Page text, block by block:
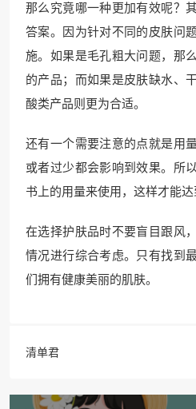
那么究竟哪一种更加有效呢？
答案。因为针对不同的皮肤问
施。如果是毛孔粗大问题，那
的产品；而如果是皮肤缺水、
酸类产品则更为合适。
还有一个需要注意的点就是用
或者过少都会影响到效果。所
书上的用量来使用，这样才能达
在选择护肤品时不要盲目跟风
情况进行综合考虑。只有找到
们拥有健康美丽的肌肤。
清单君